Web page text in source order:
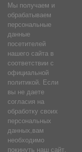
Мы получаем и
обрабатываем
персональные
данные
посетителей
нашего сайта в
соответствии с
официальной
политикой. Если
вы не даете
согласия на
обработку своих
персональных
данных,вам
необходимо
покинуть наш сайт.